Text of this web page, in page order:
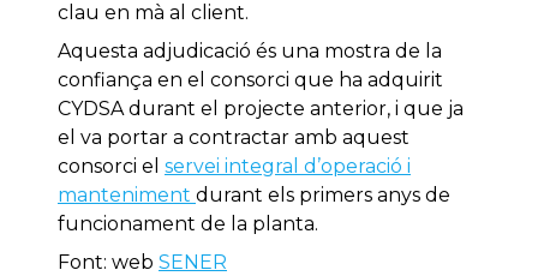
clau en mà al client.
Aquesta adjudicació és una mostra de la
confiança en el consorci que ha adquirit
CYDSA durant el projecte anterior, i que ja
el va portar a contractar amb aquest
consorci el servei integral d’operació i
manteniment durant els primers anys de
funcionament de la planta.
Font: web SENER